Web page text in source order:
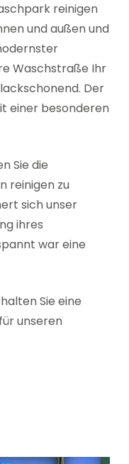
reinigen
und außen und
Waschstraße Ihr
Der
einer besonderen
Sie die
reinigen zu
sich unser
ihres
war eine
Sie eine
unseren